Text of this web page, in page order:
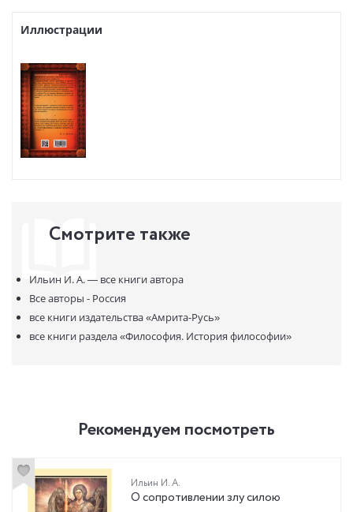
оно поет, то у человека есть почти все: почти, потому что ему
широкого круга читателей.
Иллюстрации
Смотрите также
Ильин И. А. — все книги автора
Все авторы - Россия
все книги издательства«Амрита-Русь»
все книги раздела«Философия. История философии»
Рекомендуем посмотреть
Ильин И. А.
О сопротивлении злу силою